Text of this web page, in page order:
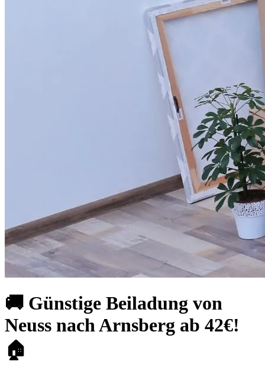
🚚 Günstige Beiladung von
Neuss nach Arnsberg ab 42€!
🏠